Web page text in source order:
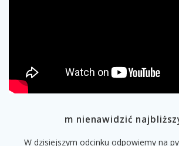
m nienawidzić
W dzisiejszym odcinku odpowiemy na